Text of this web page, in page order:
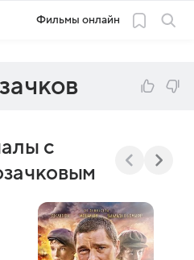
Фильмы онлайн
с